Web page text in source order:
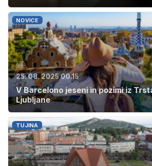
NOVICE
25. 08. 2025 00.15
V Barcelono jeseni in pozimi iz
Ljubljane
TUJINA